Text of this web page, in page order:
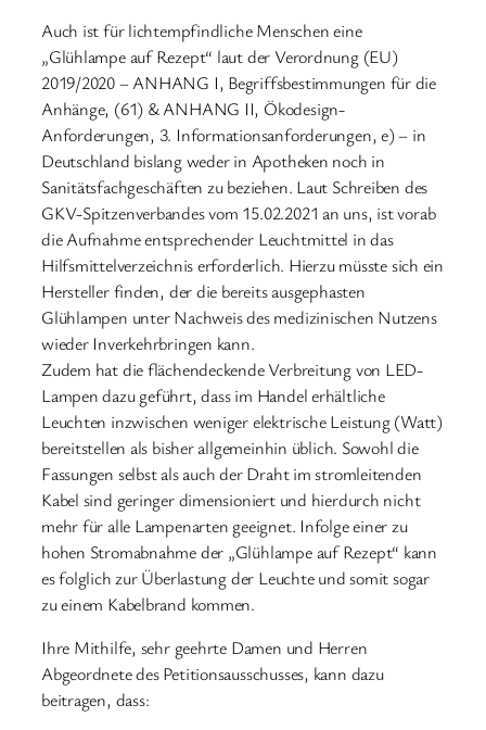
Auch ist für lichtempfindliche Menschen eine
„Glühlampe auf Rezept“ laut der Verordnung (EU)
2019/2020 – ANHANG I, Begriffsbestimmungen für die
Anhänge, (61) & ANHANG II, Ökodesign-
Anforderungen, 3. Informationsanforderungen, e) – in
Deutschland bislang weder in Apotheken noch in
Sanitätsfachgeschäften zu beziehen. Laut Schreiben des
GKV-Spitzenverbandes vom 15.02.2021 an uns, ist vorab
die Aufnahme entsprechender Leuchtmittel in das
Hilfsmittelverzeichnis erforderlich. Hierzu müsste sich ein
Hersteller finden, der die bereits ausgephasten
Glühlampen unter Nachweis des medizinischen Nutzens
wieder Inverkehrbringen kann.
Zudem hat die flächendeckende Verbreitung von LED-
Lampen dazu geführt, dass im Handel erhältliche
Leuchten inzwischen weniger elektrische Leistung (Watt)
bereitstellen als bisher allgemeinhin üblich. Sowohl die
Fassungen selbst als auch der Draht im stromleitenden
Kabel sind geringer dimensioniert und hierdurch nicht
mehr für alle Lampenarten geeignet. Infolge einer zu
hohen Stromabnahme der „Glühlampe auf Rezept“ kann
es folglich zur Überlastung der Leuchte und somit sogar
zu einem Kabelbrand kommen.
Ihre Mithilfe, sehr geehrte Damen und Herren
Abgeordnete des Petitionsausschusses, kann dazu
beitragen, dass: